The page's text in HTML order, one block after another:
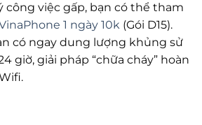
công việc gấp, bạn có thể tham
1 ngày 10k (Gói D15).
có ngay dung lượng khủng sử
giờ, giải pháp “chữa cháy” hoàn